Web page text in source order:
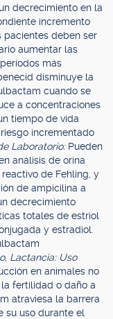
decrecimiento en la
incremento
pacientes deben ser
aumentar las
más
disminuye la
cuando se
a concentraciones
tiempo de vida
incrementado
Laboratorio: Pueden
análisis de orina
de Fehling, y
de ampicilina a
decrecimiento
totales de estriol
y estradiol.
Lactancia: Uso
en animales no
fertilidad o daño a
atraviesa la barrera
su uso durante el